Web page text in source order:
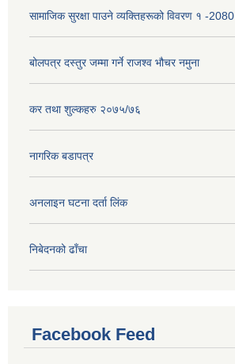
सामाजिक सुरक्षा पाउने व्यक्तिहरूको विवरण १ -2080
बोलपत्र दस्तुर जम्मा गर्ने राजश्व भौचर नमुना
कर तथा शुल्कहरु २०७५/७६
नागरिक बडापत्र
अनलाइन घटना दर्ता लिंक
निबेदनको ढाँचा
Facebook Feed